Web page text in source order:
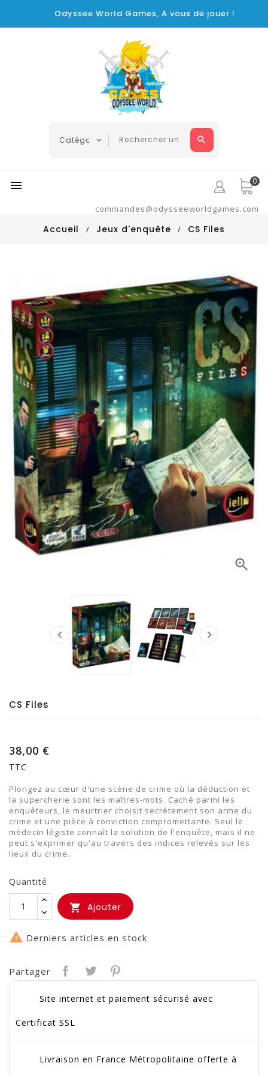
Odyssee World Games, A vous de jouer !
 0
commandes@odysseeworldgames.com
Accueil Jeux d'enquête CS Files

 
CS Files
38,00 €
TTC
Plongez au cœur d'une scène de crime où la déduction et
la supercherie sont les maîtres-mots. Caché parmi les
enquêteurs, le meurtrier choisit secrètement son arme du
crime et une pièce à conviction compromettante. Seul le
médecin légiste connaît la solution de l'enquête, mais il ne
peut s'exprimer qu'au travers des indices relevés sur les
lieux du crime.
Quantité
 Ajouter
 Derniers articles en stock
Partager
Site internet et paiement sécurisé avec
Certificat SSL
Livraison en France Métropolitaine offerte à